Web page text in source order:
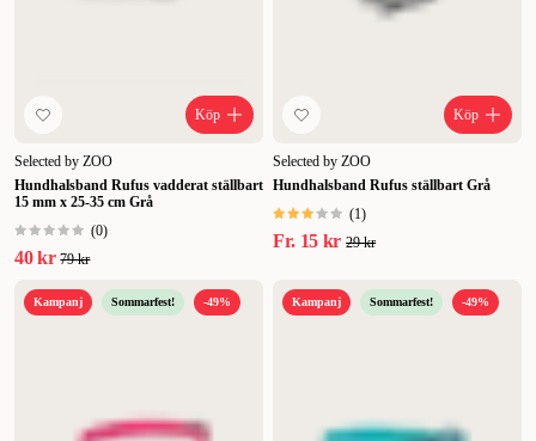
Köp
Selected by ZOO
Hundhalsband Rufus vadderat ställbart
15 mm x 25-35 cm Grå
(0)
40 kr 79 kr
Köp
Selected by ZOO
Hundhalsband Rufus ställbart Grå
(1)
Fr. 15 kr 29 kr
Kampanj Sommarfest! -49% Kampanj Sommarfest! -49%